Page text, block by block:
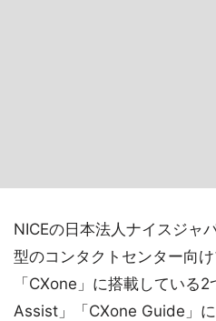
NICEの日本法人ナイスジャ
型のコンタクトセンター向
「CXone」に搭載している
Assist」「CXone Guide」